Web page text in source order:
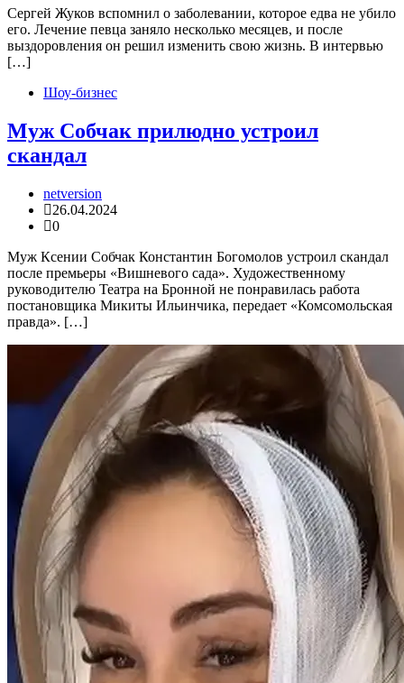
Сергей Жуков вспомнил о заболевании, которое едва не убило
его. Лечение певца заняло несколько месяцев, и после
выздоровления он решил изменить свою жизнь. В интервью
[…]
Шоу-бизнес
Муж Собчак прилюдно устроил
скандал
netversion
26.04.2024
0
Муж Ксении Собчак Константин Богомолов устроил скандал
после премьеры «Вишневого сада». Художественному
руководителю Театра на Бронной не понравилась работа
постановщика Микиты Ильинчика, передает «Комсомольская
правда». […]